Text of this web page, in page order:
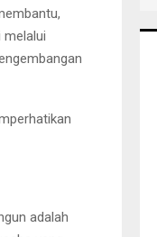
melalui
adalah